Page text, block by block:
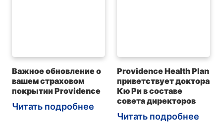
Важное обновление о
вашем страховом
покрытии Providence
Читать подробнее
Providence Health Plan
приветствует доктора
Кю Ри в составе
совета директоров
Читать подробнее